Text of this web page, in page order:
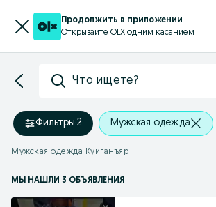
Продолжить в приложении
Открывайте OLX одним касанием
Что ищете?
Фильтры·2 Мужская одежда
Мужская одежда Куйганъяр
МЫ НАШЛИ 3 ОБЪЯВЛЕНИЯ